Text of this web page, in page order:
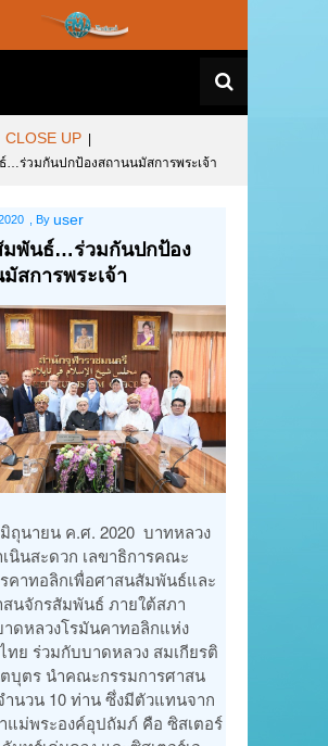
CLOSE UP
ร่วมกันปกป้องสถานนมัสการพระเจ้า
By user
มพันธ์…ร่วมกันปกป้อง
สการพระเจ้า
ถุนายน ค.ศ. 2020 บาทหลวง
เนินสะดวก เลขาธิการคณะ
คาทอลิกเพื่อศาสนสัมพันธ์และ
นจักรสัมพันธ์ ภายใต้สภา
ดหลวงโรมันคาทอลิกแห่ง
ทย ร่วมกับบาดหลวง สมเกียรติ
บุตร นำคณะกรรมการศาสน
นวน 10 ท่าน ซึ่งมีตัวแทนจาก
ม่พระองค์อุปถัมภ์ คือ ซิสเตอร์